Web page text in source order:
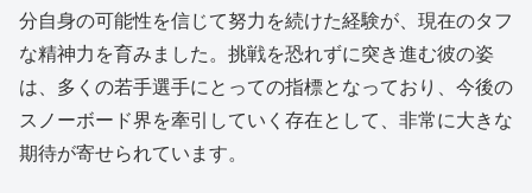
分自身の可能性を信じて努力を続けた経験が、現在のタフ
な精神力を育みました。挑戦を恐れずに突き進む彼の姿
は、多くの若手選手にとっての指標となっており、今後の
スノーボード界を牽引していく存在として、非常に大きな
期待が寄せられています。